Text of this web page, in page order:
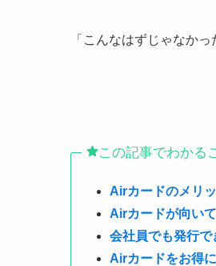
「こんなはずじゃなか
この記事でわかる
Airカードのメリ
Airカードが向い
会社員でも発行で
Airカードをお得